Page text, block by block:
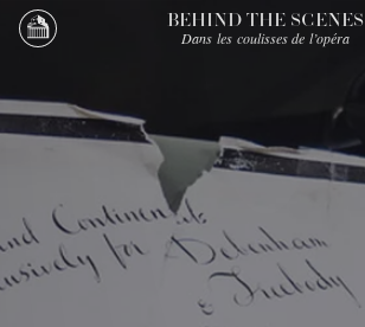
BEHIND THE SCENES
Dans les coulisses de l’opéra